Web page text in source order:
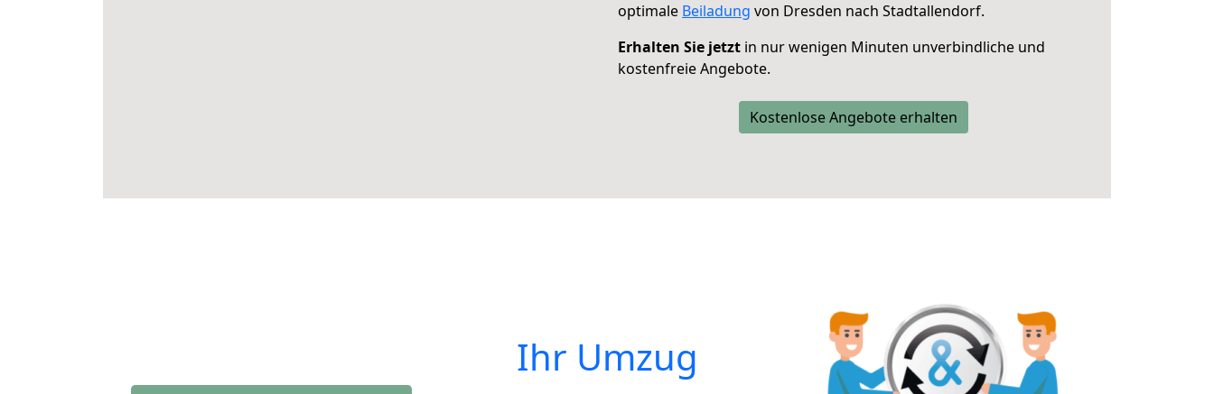
optimale Beiladung von Dresden nach Stadtallendorf.
Erhalten Sie jetzt in nur wenigen Minuten unverbindliche und
kostenfreie Angebote.
Kostenlose Angebote erhalten
Ihr Umzug